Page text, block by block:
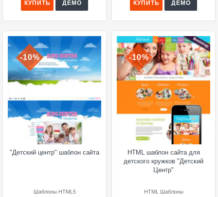
КУПИТЬ ДЕМО КУПИТЬ ДЕМО
-10%
"Детский центр" шаблон сайта
Шаблоны HTML5
-10%
HTML шаблон сайта для
детского кружков "Детский
Центр"
HTML Шаблоны